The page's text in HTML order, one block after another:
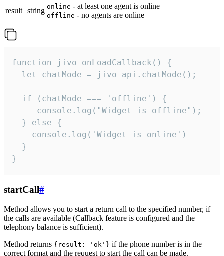
result string online - at least one agent is online
offline - no agents are online
function jivo_onLoadCallback() {
  let chatMode = jivo_api.chatMode();
  if (chatMode === 'offline') {
     console.log("Widget is offline");
  } else {
    console.log('Widget is online')
  }
}
startCall#
Method allows you to start a return call to the specified number, if
the calls are available (Callback feature is configured and the
telephony balance is sufficient).
Method returns {result: 'ok'} if the phone number is in the
correct format and the request to start the call can be made.